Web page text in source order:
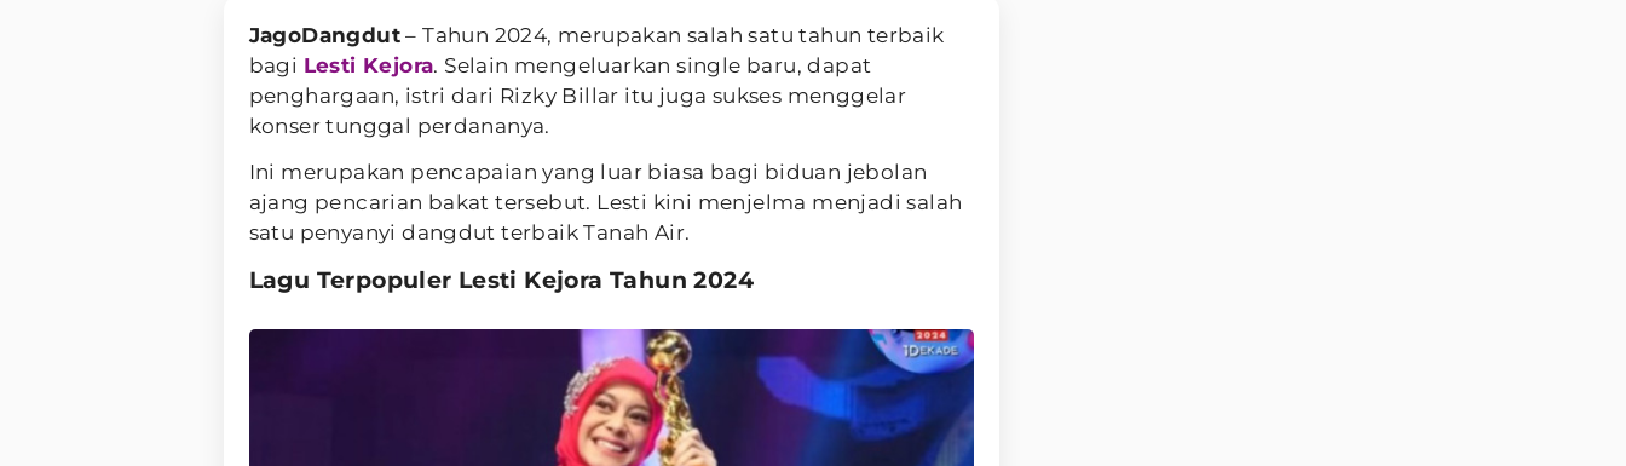
JagoDangdut– Tahun 2024, merupakan salah satu tahun terbaik
bagi Lesti Kejora. Selain mengeluarkan single baru, dapat
penghargaan, istri dari Rizky Billar itu juga sukses menggelar
konser tunggal perdananya.
Ini merupakan pencapaian yang luar biasa bagi biduan jebolan
ajang pencarian bakat tersebut. Lesti kini menjelma menjadi salah
satu penyanyi dangdut terbaik Tanah Air.
Lagu Terpopuler Lesti Kejora Tahun 2024